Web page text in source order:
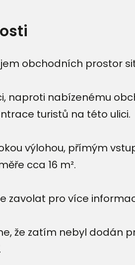
obchodních prostor
naproti nabízenému
turistů na této ulici.
výlohou, přímým
cca 16 m².
zavolat pro více
že zatím nebyl dodán